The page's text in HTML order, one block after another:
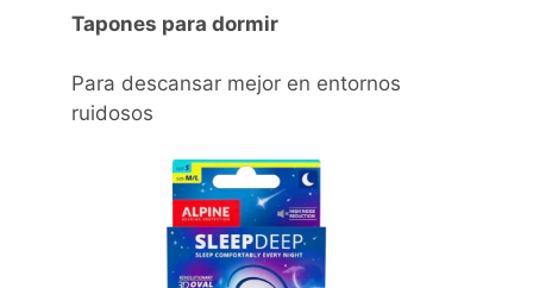
Tapones para dormir
Para descansar mejor en entornos
ruidosos